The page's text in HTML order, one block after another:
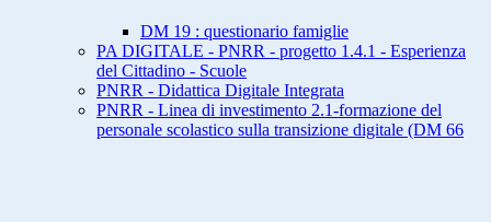
DM 19 : questionario famiglie
PA DIGITALE - PNRR - progetto 1.4.1 - Esperienza
del Cittadino - Scuole
PNRR - Didattica Digitale Integrata
PNRR - Linea di investimento 2.1-formazione del
personale scolastico sulla transizione digitale (DM 66